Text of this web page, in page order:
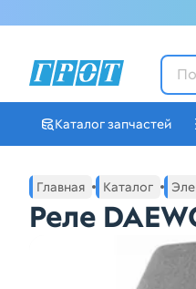
ГРОТ -
Каталог запчастей
Основное меню навигации
Главная Каталог
Реле